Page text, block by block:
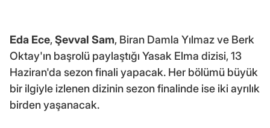
Eda Ece,Şevval Sam, Biran Damla Yılmaz ve Berk
Oktay'ın başrolü paylaştığı Yasak Elma dizisi, 13
Haziran'da sezon finali yapacak. Her bölümü büyük
bir ilgiyle izlenen dizinin sezon finalinde ise iki ayrılık
birden yaşanacak.